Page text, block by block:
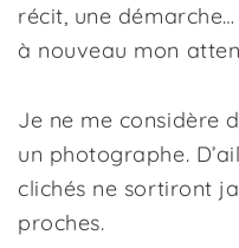
récit, une
à nouveau mon
Je ne me considère
un photographe.
clichés ne sortiront
proches.